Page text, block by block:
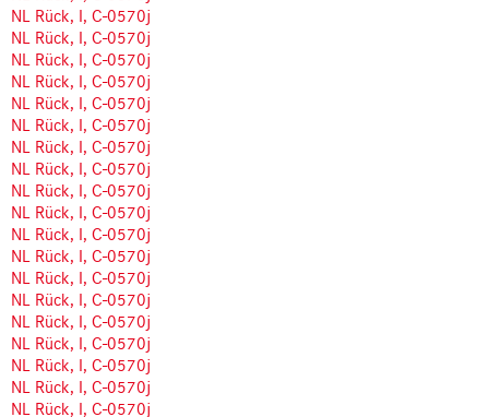
NL Rück, I, C-0570j
NL Rück, I, C-0570j
NL Rück, I, C-0570j
NL Rück, I, C-0570j
NL Rück, I, C-0570j
NL Rück, I, C-0570j
NL Rück, I, C-0570j
NL Rück, I, C-0570j
NL Rück, I, C-0570j
NL Rück, I, C-0570j
NL Rück, I, C-0570j
NL Rück, I, C-0570j
NL Rück, I, C-0570j
NL Rück, I, C-0570j
NL Rück, I, C-0570j
NL Rück, I, C-0570j
NL Rück, I, C-0570j
NL Rück, I, C-0570j
NL Rück, I, C-0570j